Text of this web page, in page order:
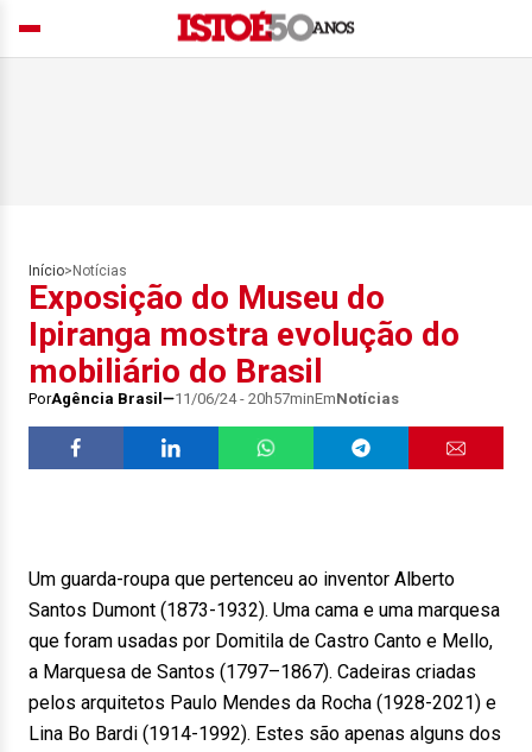
Início> Notícias
Exposição do Museu do
Ipiranga mostra evolução do
mobiliário do Brasil
PorAgência Brasil 11/06/24 - 20h57minEmNotícias
Um guarda-roupa que pertenceu ao inventor Alberto
Santos Dumont (1873-1932). Uma cama e uma marquesa
que foram usadas por Domitila de Castro Canto e Mello,
a Marquesa de Santos (1797–1867). Cadeiras criadas
pelos arquitetos Paulo Mendes da Rocha (1928-2021) e
Lina Bo Bardi (1914-1992). Estes são apenas alguns dos